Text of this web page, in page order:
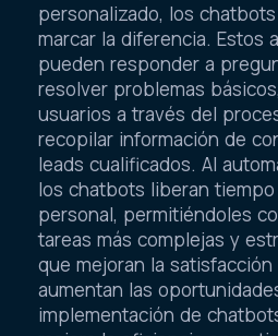
personalizado, los
marcar la diferencia. Estos
pueden responder a
resolver problemas
usuarios a través del
recopilar información de
leads cualificados. Al
los chatbots liberan
personal, permitiéndoles
tareas más complejas y
que mejoran la
aumentan las
implementación de